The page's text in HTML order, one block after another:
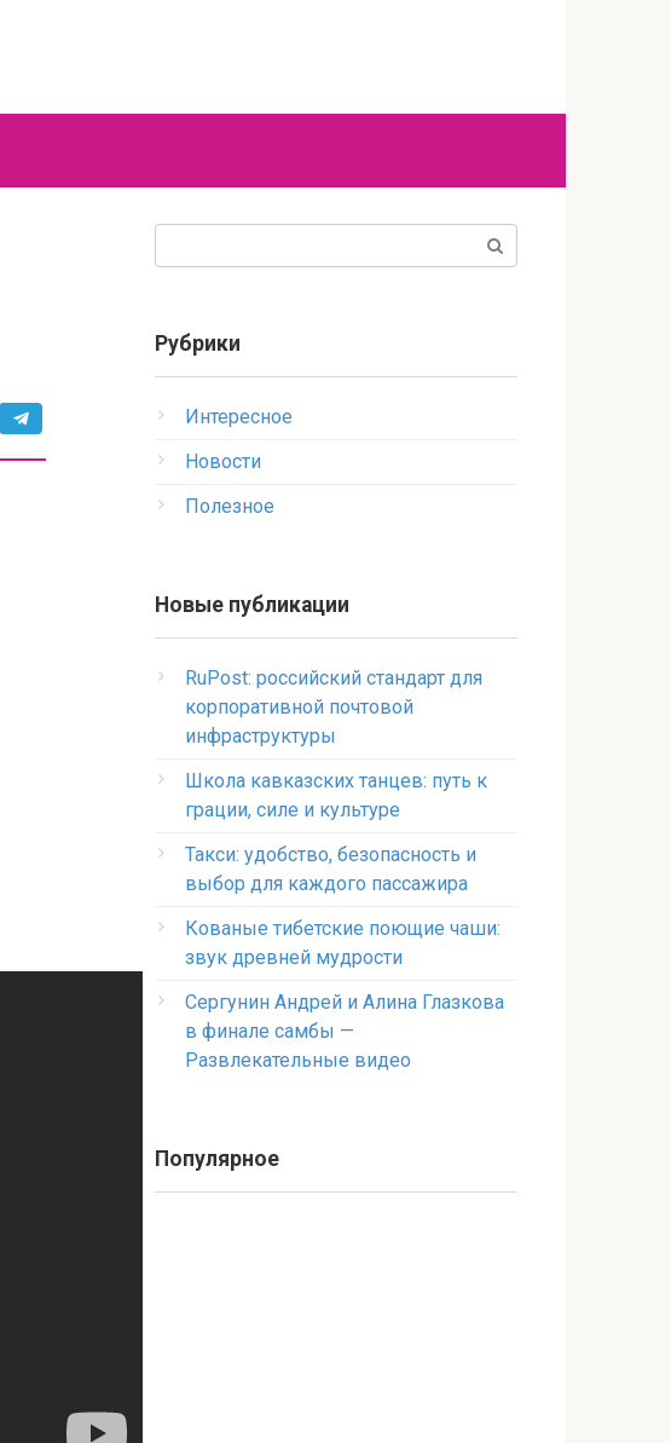
Рубрики
Интересное
Новости
Полезное
Новые публикации
RuPost: российский стандарт для
корпоративной почтовой
инфраструктуры
Школа кавказских танцев: путь к
грации, силе и культуре
Такси: удобство, безопасность и
выбор для каждого пассажира
Кованые тибетские поющие чаши:
звук древней мудрости
Сергунин Андрей и Алина Глазкова
в финале самбы —
Развлекательные видео
Популярное